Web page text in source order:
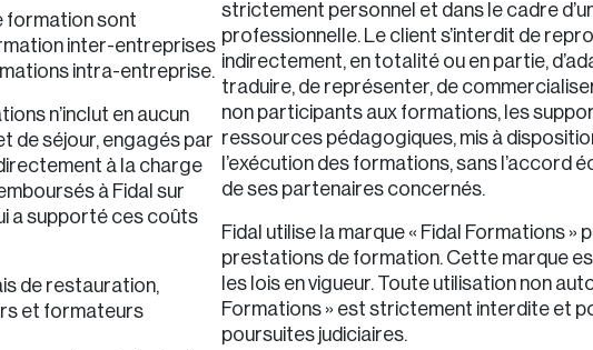
formation sont
inter-entreprises
intra-entreprise.
n’inclut en aucun
de séjour, engagés par
à la charge
à Fidal sur
a supporté ces coûts
de restauration,
et formateurs
strictement personnel et dans le cadre
professionnelle. Le client s’interdit de
indirectement, en totalité ou en partie,
traduire, de représenter, de
non participants aux formations, les
ressources pédagogiques, mis à
l’exécution des formations, sans l’accord
de ses partenaires concernés.
Fidal utilise la marque « Fidal Formations »
prestations de formation. Cette marque
les lois en vigueur. Toute utilisation non
Formations » est strictement interdite et
poursuites judiciaires.